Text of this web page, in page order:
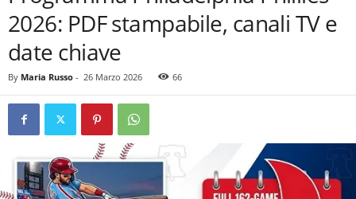
2026: PDF stampabile, canali TV e
date chiave
By Maria Russo - 26 Marzo 2026 66